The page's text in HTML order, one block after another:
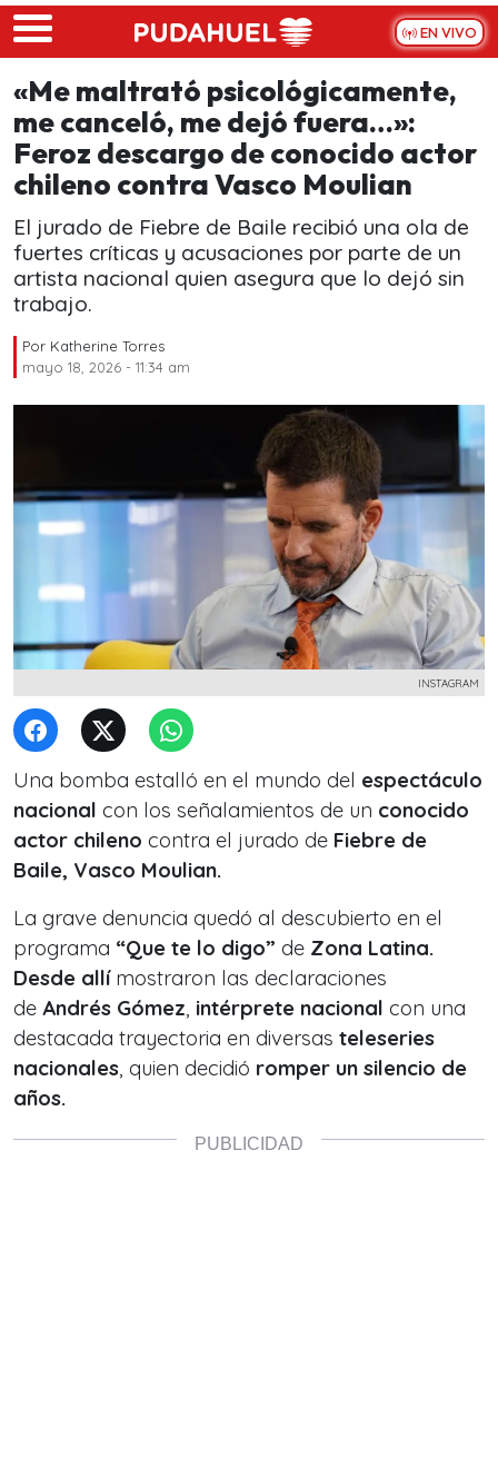
Skip to main content
EN VIVO
«Me maltrató psicológicamente,
me canceló, me dejó fuera…»:
Feroz descargo de conocido actor
chileno contra Vasco Moulian
El jurado de Fiebre de Baile recibió una ola de
fuertes críticas y acusaciones por parte de un
artista nacional quien asegura que lo dejó sin
trabajo.
Por Katherine Torres
mayo 18, 2026 - 11:34 am
INSTAGRAM
Una bomba estalló en el mundo del espectáculo
nacional con los señalamientos de un conocido
actor chileno contra el jurado de Fiebre de
Baile, Vasco Moulian.
La grave denuncia quedó al descubierto en el
programa “Que te lo digo” de Zona Latina.
Desde allí mostraron las declaraciones
de Andrés Gómez, intérprete nacional con una
destacada trayectoria en diversas teleseries
nacionales, quien decidió romper un silencio de
años.